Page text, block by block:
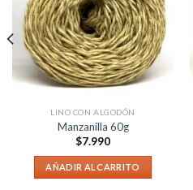
LINO CON ALGODÓN
Manzanilla 60g
$7.990
AÑADIR AL CARRITO